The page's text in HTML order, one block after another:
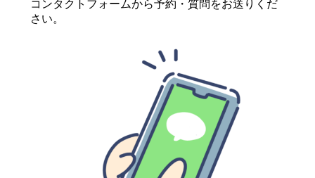
コンタクトフォームから予約・質問をお送りくだ
さい。